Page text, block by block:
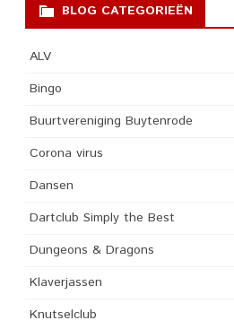
BLOG CATEGORIEËN
ALV
Bingo
Buurtvereniging Buytenrode
Corona virus
Dansen
Dartclub Simply the Best
Dungeons & Dragons
Klaverjassen
Knutselclub